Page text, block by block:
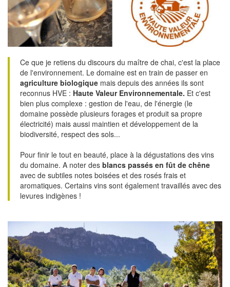
Ce que je retiens du discours du maître de chai, c'est la place
de l'environnement. Le domaine est en train de passer en
agriculture biologique mais depuis des années ils sont
reconnus HVE : Haute Valeur Environnementale. Et c'est
bien plus complexe : gestion de l'eau, de l'énergie (le
domaine possède plusieurs forages et produit sa propre
électricité) mais aussi maintien et développement de la
biodiversité, respect des sols...
Pour finir le tout en beauté, place à la dégustations des vins
du domaine. A noter des blancs passés en fût de chêne
avec de subtiles notes boisées et des rosés frais et
aromatiques. Certains vins sont également travaillés avec des
levures indigènes !